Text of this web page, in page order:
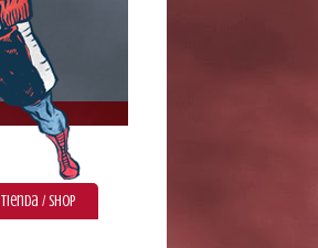
Tienda / Shop